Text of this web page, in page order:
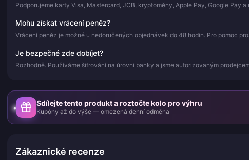
Podporujeme karty Visa, Mastercard, JCB, kryptoměny, Apple Pay, Google Pay
Mohu získat vrácení peněz?
Vrácení peněz je možné u nedoručených objednávek do 48 hodin. Pro pomoc
Je bezpečné zde dobíjet?
Rozhodně. Používáme šifrování na úrovni banky a jsme autorizovaným
Sdílejte tento produkt a roztočte kolo pro výhru
Kupóny až do výše — omezená denní odměna
Zákaznické recenze